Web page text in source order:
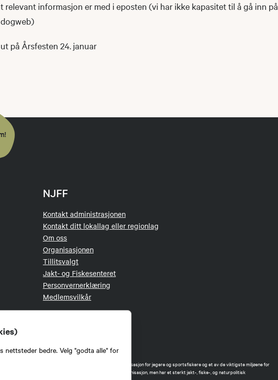
nettsteder bedre. Velg "godta alle" for
relevant informasjon er med i eposten (vi har ikke kapasitet til å gå inn på
på Årsfesten 24. januar
NJFF
Kontakt administrasjonen
Kontakt ditt lokallag eller regionlag
Om oss
Organisasjonen
Tillitsvalgt
Jakt- og Fiskesenteret
Personvernerklæring
Medlemsvilkår
(NJFF) er landets eneste landsdekkende organisasjon for jegere og sportsfiskere og et av de viktigste miljøene for
om jakt og fiske i Norge. Vi er en partipolitisk nøytral organisasjon, men har et sterkt jakt-, fiske-, og naturpolitisk